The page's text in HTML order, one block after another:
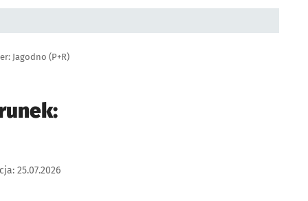
Jagodno (P+R)
25.07.2026